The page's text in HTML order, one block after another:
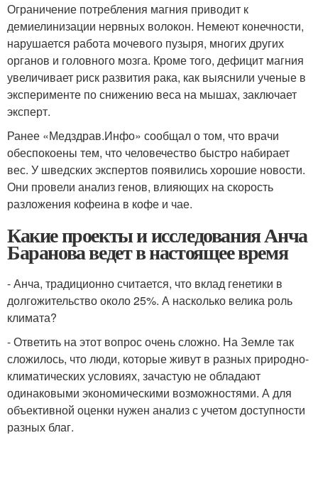
Ограничение потребления магния приводит к
демиелинизации нервных волокон. Немеют конечности,
нарушается работа мочевого пузыря, многих других
органов и головного мозга. Кроме того, дефицит магния
увеличивает риск развития рака, как выяснили ученые в
эксперименте по снижению веса на мышах, заключает
эксперт.
Ранее «Медздрав.Инфо» сообщал о том, что врачи
обеспокоены тем, что человечество быстро набирает
вес. У шведских экспертов появились хорошие новости.
Они провели анализ генов, влияющих на скорость
разложения кофеина в кофе и чае.
Какие проекты и исследования Анча
Баранова ведет в настоящее время
- Анча, традиционно считается, что вклад генетики в
долгожительство около 25%. А насколько велика роль
климата?
- Ответить на этот вопрос очень сложно. На Земле так
сложилось, что люди, которые живут в разных природно-
климатических условиях, зачастую не обладают
одинаковыми экономическими возможностями. А для
объективной оценки нужен анализ с учетом доступности
разных благ.